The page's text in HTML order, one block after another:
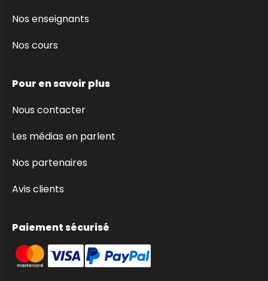
Nos enseignants
Nos cours
Pour en savoir plus
Nous contacter
Les médias en parlent
Nos partenaires
Avis clients
Paiement sécurisé